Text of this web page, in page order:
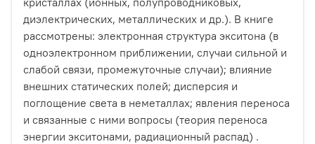
диэлектрических, металлических и др.). В книге
рассмотрены: электронная структура экситона (в
одноэлектронном приближении, случаи сильной и
слабой связи, промежуточные случаи); влияние
внешних статических полей; дисперсия и
поглощение света в неметаллах; явления переноса
и связанные с ними вопросы (теория переноса
энергии экситонами, радиационный распад) .